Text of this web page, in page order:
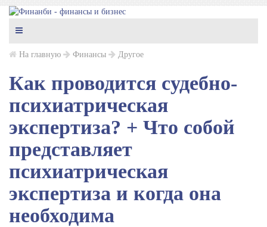
На главную Финансы Другое
Как проводится судебно-
психиатрическая
экспертиза? + Что собой
представляет
психиатрическая
экспертиза и когда она
необходима